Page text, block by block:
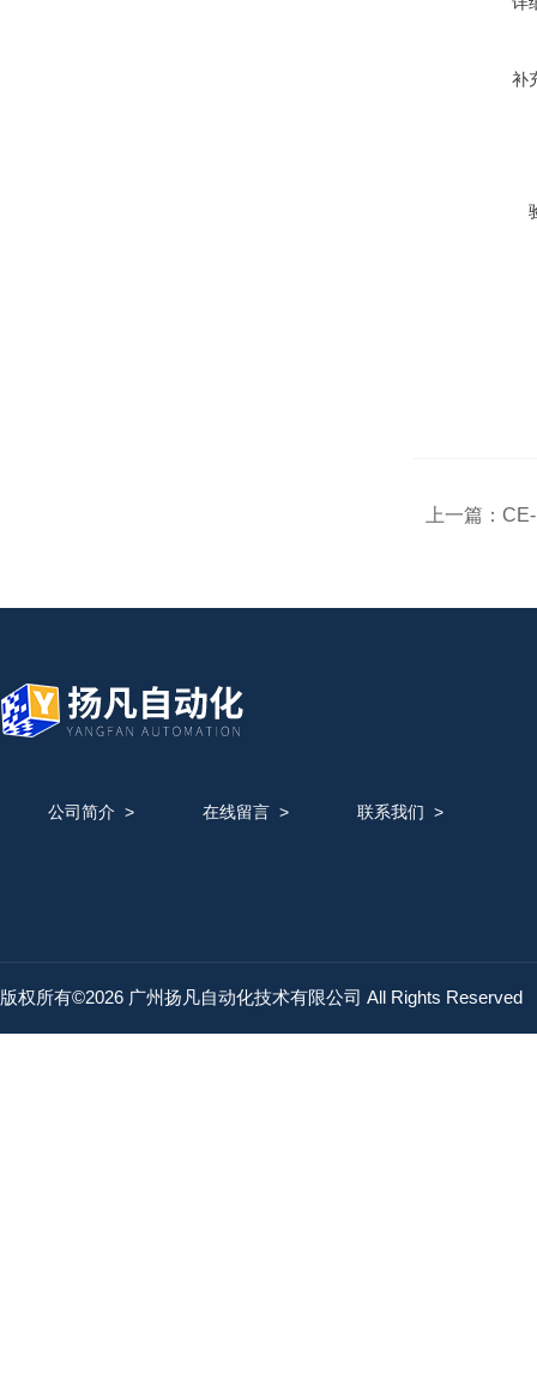
补
上一篇：
公司简介 > 在线留言> 联系我们 >
版权所有©2026 广州扬凡自动化技术有限公司 All Rights Reserved